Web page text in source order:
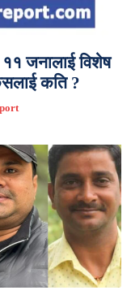
११ जनालाई विशेष
कति ?